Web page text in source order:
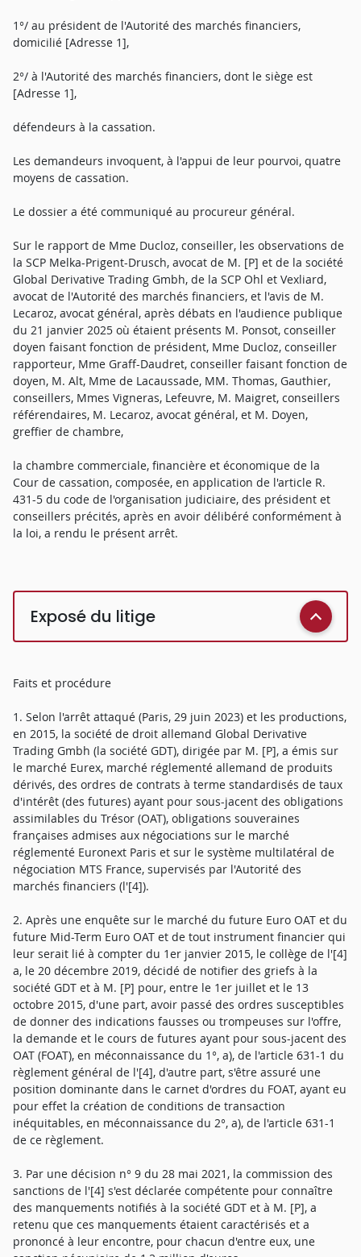
1°/ au président de l'Autorité des marchés financiers,
domicilié [Adresse 1],
2°/ à l'Autorité des marchés financiers, dont le siège est
[Adresse 1],
défendeurs à la cassation.
Les demandeurs invoquent, à l'appui de leur pourvoi, quatre
moyens de cassation.
Le dossier a été communiqué au procureur général.
Sur le rapport de Mme Ducloz, conseiller, les observations de
la SCP Melka-Prigent-Drusch, avocat de M. [P] et de la société
Global Derivative Trading Gmbh, de la SCP Ohl et Vexliard,
avocat de l'Autorité des marchés financiers, et l'avis de M.
Lecaroz, avocat général, après débats en l'audience publique
du 21 janvier 2025 où étaient présents M. Ponsot, conseiller
doyen faisant fonction de président, Mme Ducloz, conseiller
rapporteur, Mme Graff-Daudret, conseiller faisant fonction de
doyen, M. Alt, Mme de Lacaussade, MM. Thomas, Gauthier,
conseillers, Mmes Vigneras, Lefeuvre, M. Maigret, conseillers
référendaires, M. Lecaroz, avocat général, et M. Doyen,
greffier de chambre,
la chambre commerciale, financière et économique de la
Cour de cassation, composée, en application de l'article R.
431-5 du code de l'organisation judiciaire, des président et
conseillers précités, après en avoir délibéré conformément à
la loi, a rendu le présent arrêt.
Exposé du litige
Faits et procédure
1. Selon l'arrêt attaqué (Paris, 29 juin 2023) et les productions,
en 2015, la société de droit allemand Global Derivative
Trading Gmbh (la société GDT), dirigée par M. [P], a émis sur
le marché Eurex, marché réglementé allemand de produits
dérivés, des ordres de contrats à terme standardisés de taux
d'intérêt (des futures) ayant pour sous-jacent des obligations
assimilables du Trésor (OAT), obligations souveraines
françaises admises aux négociations sur le marché
réglementé Euronext Paris et sur le système multilatéral de
négociation MTS France, supervisés par l'Autorité des
marchés financiers (l'[4]).
2. Après une enquête sur le marché du future Euro OAT et du
future Mid-Term Euro OAT et de tout instrument financier qui
leur serait lié à compter du 1er janvier 2015, le collège de l'[4]
a, le 20 décembre 2019, décidé de notifier des griefs à la
société GDT et à M. [P] pour, entre le 1er juillet et le 13
octobre 2015, d'une part, avoir passé des ordres susceptibles
de donner des indications fausses ou trompeuses sur l'offre,
la demande et le cours de futures ayant pour sous-jacent des
OAT (FOAT), en méconnaissance du 1°, a), de l'article 631-1 du
règlement général de l'[4], d'autre part, s'être assuré une
position dominante dans le carnet d'ordres du FOAT, ayant eu
pour effet la création de conditions de transaction
inéquitables, en méconnaissance du 2°, a), de l'article 631-1
de ce règlement.
3. Par une décision n° 9 du 28 mai 2021, la commission des
sanctions de l'[4] s'est déclarée compétente pour connaître
des manquements notifiés à la société GDT et à M. [P], a
retenu que ces manquements étaient caractérisés et a
prononcé à leur encontre, pour chacun d'entre eux, une